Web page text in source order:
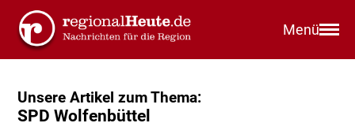
Menü
Unsere Artikel zum Thema:
SPD Wolfenbüttel